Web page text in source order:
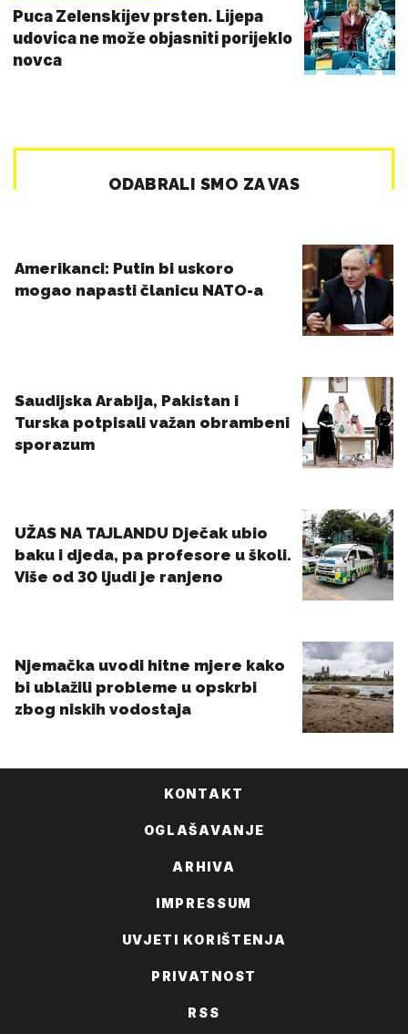
Puca Zelenskijev prsten. Lijepa
udovica ne može objasniti porijeklo
novca
KONTAKT
OGLAŠAVANJE
ARHIVA
IMPRESSUM
UVJETI KORIŠTENJA
PRIVATNOST
RSS